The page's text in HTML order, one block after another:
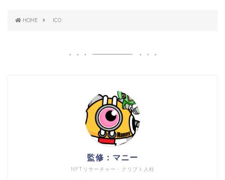
HOME ICO
NFTリサーチャー・クリプト人柱
監修：マニー